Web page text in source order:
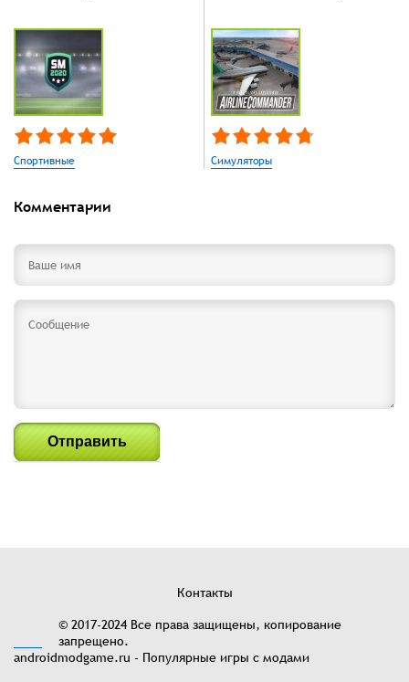
Спортивные Симуляторы
Комментарии
Отправить
Контакты
© 2017-2024 Все права защищены, копирование
запрещено.
androidmodgame.ru - Популярные игры с модами